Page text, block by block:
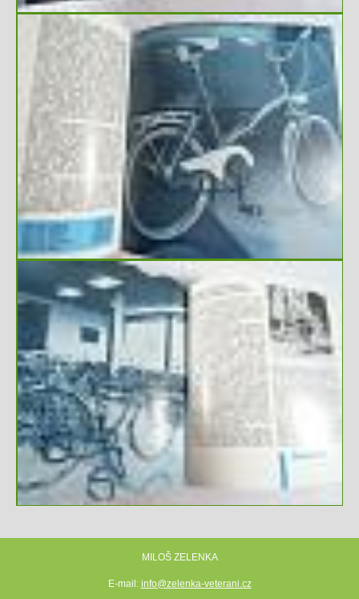
MILOŠ ZELENKA
E-mail: info@zelenka-veterani.cz